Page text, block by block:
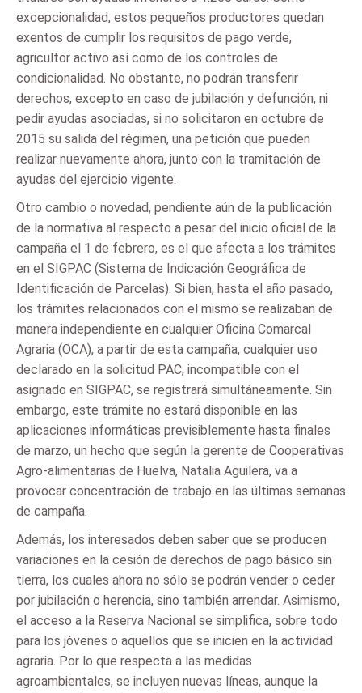
excepcionalidad, estos pequeños productores quedan
exentos de cumplir los requisitos de pago verde,
agricultor activo así como de los controles de
condicionalidad. No obstante, no podrán transferir
derechos, excepto en caso de jubilación y defunción, ni
pedir ayudas asociadas, si no solicitaron en octubre de
2015 su salida del régimen, una petición que pueden
realizar nuevamente ahora, junto con la tramitación de
ayudas del ejercicio vigente.
Otro cambio o novedad, pendiente aún de la publicación
de la normativa al respecto a pesar del inicio oficial de la
campaña el 1 de febrero, es el que afecta a los trámites
en el SIGPAC (Sistema de Indicación Geográfica de
Identificación de Parcelas). Si bien, hasta el año pasado,
los trámites relacionados con el mismo se realizaban de
manera independiente en cualquier Oficina Comarcal
Agraria (OCA), a partir de esta campaña, cualquier uso
declarado en la solicitud PAC, incompatible con el
asignado en SIGPAC, se registrará simultáneamente. Sin
embargo, este trámite no estará disponible en las
aplicaciones informáticas previsiblemente hasta finales
de marzo, un hecho que según la gerente de Cooperativas
Agro-alimentarias de Huelva, Natalia Aguilera, va a
provocar concentración de trabajo en las últimas semanas
de campaña.
Además, los interesados deben saber que se producen
variaciones en la cesión de derechos de pago básico sin
tierra, los cuales ahora no sólo se podrán vender o ceder
por jubilación o herencia, sino también arrendar. Asimismo,
el acceso a la Reserva Nacional se simplifica, sobre todo
para los jóvenes o aquellos que se inicien en la actividad
agraria. Por lo que respecta a las medidas
agroambientales, se incluyen nuevas líneas, aunque la